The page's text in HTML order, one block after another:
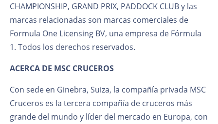
CHAMPIONSHIP, GRAND PRIX, PADDOCK CLUB y las
marcas relacionadas son marcas comerciales de
Formula One Licensing BV, una empresa de Fórmula
1. Todos los derechos reservados.
ACERCA DE MSC CRUCEROS
Con sede en Ginebra, Suiza, la compañía privada MSC
Cruceros es la tercera compañía de cruceros más
grande del mundo y líder del mercado en Europa, con